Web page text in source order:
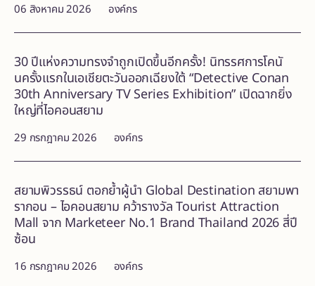
06 สิงหาคม 2026 องค์กร
29 กรกฎาคม 2026 องค์กร
30 ปีแห่งความทรงจำถูกเปิดขึ้นอีกครั้ง! นิทรรศการโคนั
นครั้งแรกในเอเชียตะวันออกเฉียงใต้ “Detective Conan
30th Anniversary TV Series Exhibition” เปิดฉากยิ่ง
ใหญ่ที่ไอคอนสยาม
16 กรกฎาคม 2026 องค์กร
สยามพิวรรธน์ ตอกย้ำผู้นำ Global Destination สยามพา
รากอน – ไอคอนสยาม คว้ารางวัล Tourist Attraction
Mall จาก Marketeer No.1 Brand Thailand 2026 สี่ปี
ซ้อน